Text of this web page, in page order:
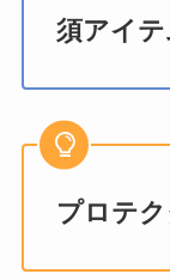
須アイテ
プロテ